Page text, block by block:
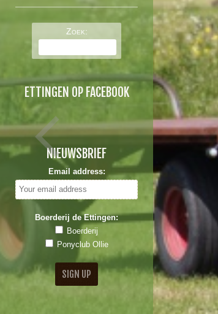
Zoek:
ETTINGEN OP FACEBOOK
NIEUWSBRIEF
Email address:
Boerderij de Ettingen:
Boerderij
Ponyclub Ollie